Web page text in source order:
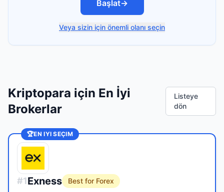
Başlat→
Veya sizin için önemli olanı seçin
Kriptopara için En İyi
Brokerlar
Listeye
dön
🏆EN IYI SEÇIM
#1Exness
Best for Forex